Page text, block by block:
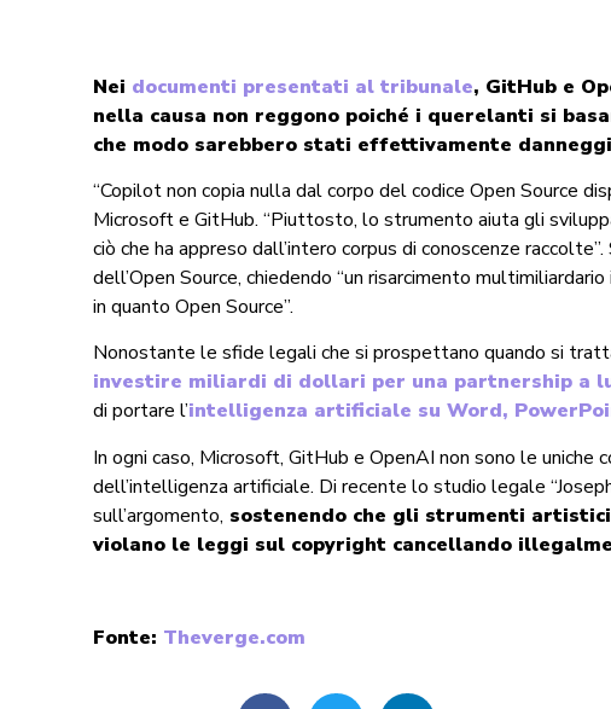
Nei documenti presentati al tribunale, GitHub e
nella causa non reggono poiché i querelanti si
che modo sarebbero stati effettivamente
“Copilot non copia nulla dal corpo del codice Open Source
Microsoft e GitHub. “Piuttosto, lo strumento aiuta gli
ciò che ha appreso dall’intero corpus di conoscenze
dell’Open Source, chiedendo “un risarcimento
in quanto Open Source”.
Nonostante le sfide legali che si prospettano quando si
investire miliardi di dollari per una partnership a
di portare l’intelligenza artificiale su Word,
In ogni caso, Microsoft, GitHub e OpenAI non sono le uniche
dell’intelligenza artificiale. Di recente lo studio legale
sull’argomento, sostenendo che gli strumenti
violano le leggi sul copyright cancellando
Fonte: Theverge.com